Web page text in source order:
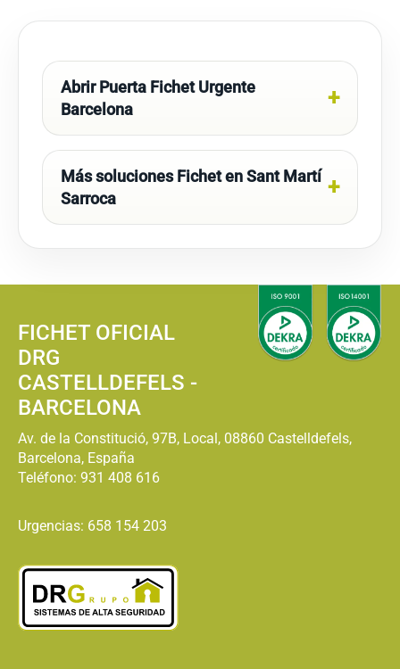
Abrir Puerta Fichet Urgente
Barcelona
Más soluciones Fichet en Sant Martí
Sarroca
FICHET OFICIAL
DRG
CASTELLDEFELS -
BARCELONA
Av. de la Constitució, 97B, Local, 08860 Castelldefels,
Barcelona, España
Teléfono: 931 408 616
Urgencias: 658 154 203